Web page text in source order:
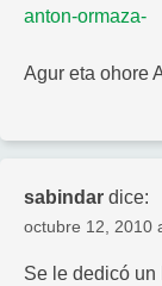
anton-ormaza-
Agur eta ohore
sabindar dice:
octubre 12, 2010
Se le dedicó un